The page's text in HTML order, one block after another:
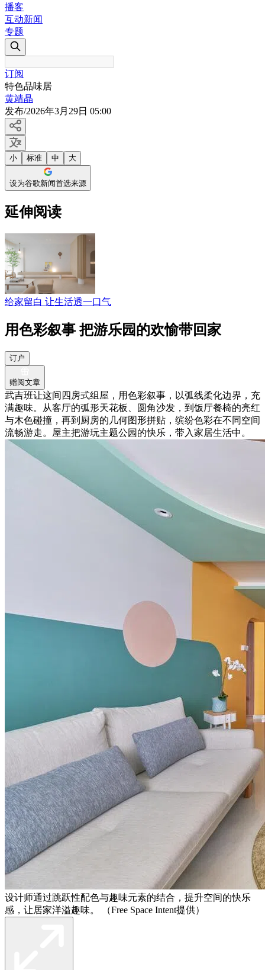
播客
互动新闻
专题
订阅
特色品味居
黄靖晶
发布/2026年3月29日 05:00
小 标准 中 大
设为谷歌新闻首选来源
延伸阅读
给家留白 让生活透一口气
用色彩叙事 把游乐园的欢愉带回家
订户
赠阅文章
武吉班让这间四房式组屋，用色彩叙事，以弧线柔化边界，充
满趣味。从客厅的弧形天花板、圆角沙发，到饭厅餐椅的亮红
与木色碰撞，再到厨房的几何图形拼贴，缤纷色彩在不同空间
流畅游走。屋主把游玩主题公园的快乐，带入家居生活中。
设计师通过跳跃性配色与趣味元素的结合，提升空间的快乐
感，让居家洋溢趣味。 （Free Space Intent提供）